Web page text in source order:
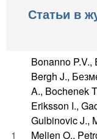
Статьи в
1
Bonanno P.V.,
Bergh J.,
A., Bochenek
Eriksson I.,
Gulbinovic J.,
Melien O.,